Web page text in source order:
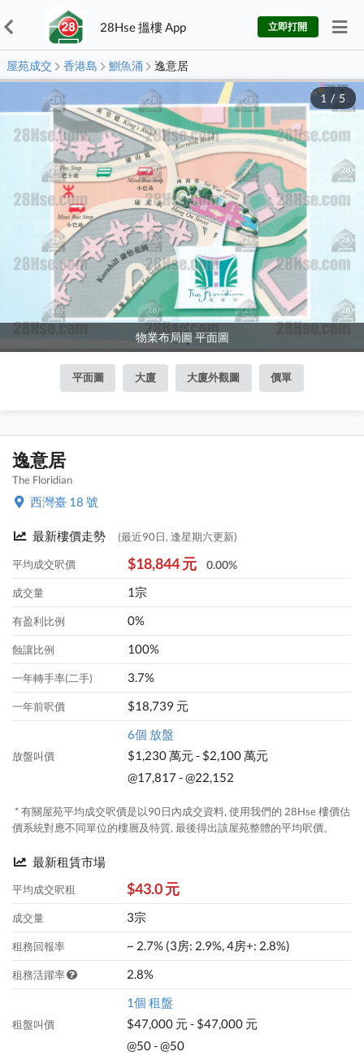
28Hse 搵樓 App 立即打開
屋苑成交 香港島 鰂魚涌 逸意居
物業布局圖 平面圖
1 / 5
平面圖 大廈 大廈外觀圖 價單
逸意居
The Floridian
西灣臺 18 號
最新樓價走勢 (最近90日, 逢星期六更新)
平均成交呎價 $18,844 元 0.00%
成交量 1宗
有盈利比例 0%
蝕讓比例 100%
一年轉手率(二手) 3.7%
一年前呎價 $18,739 元
放盤叫價
6個 放盤
$1,230 萬元 - $2,100 萬元
@17,817 - @22,152
* 有關屋苑平均成交呎價是以90日內成交資料, 使用我們的 28Hse 樓價估
價系統對應不同單位的樓層及特質, 最後得出該屋苑整體的平均呎價。
最新租賃市場
平均成交呎租 $43.0 元
成交量 3宗
租務回報率 ~ 2.7% (3房: 2.9%, 4房+: 2.8%)
租務活躍率 2.8%
租盤叫價
1個 租盤
$47,000 元 - $47,000 元
@50 - @50